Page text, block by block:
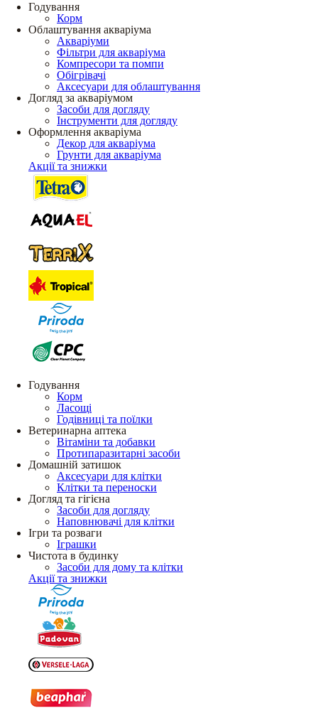
Годування
Корм
Облаштування акваріума
Акваріуми
Фільтри для акваріума
Компресори та помпи
Обігрівачі
Аксесуари для облаштування
Догляд за акваріумом
Засоби для догляду
Інструменти для догляду
Оформлення акваріума
Декор для акваріума
Грунти для акваріума
Акції та знижки
Годування
Корм
Ласощі
Годівниці та поїлки
Ветеринарна аптека
Вітаміни та добавки
Протипаразитарні засоби
Домашній затишок
Аксесуари для клітки
Клітки та переноски
Догляд та гігієна
Засоби для догляду
Наповнювачі для клітки
Ігри та розваги
Іграшки
Чистота в будинку
Засоби для дому та клітки
Акції та знижки